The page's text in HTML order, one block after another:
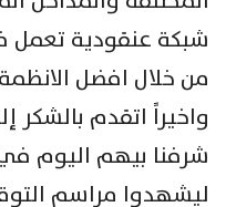
شبكة عنقودية تعمل
من خلال افضل الانظمة
واخيراً اتقدم بالشكر
شرفنا بيهم اليوم
ليشهدوا مراسم